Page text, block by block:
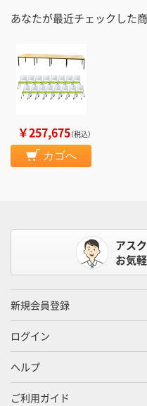
あなたが最近チェックした
￥257,675（税込）
カゴへ
アス
お気
新規会員登録
ログイン
ヘルプ
ご利用ガイド